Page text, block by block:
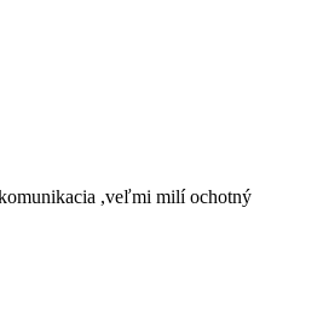
,veľmi milí ochotný